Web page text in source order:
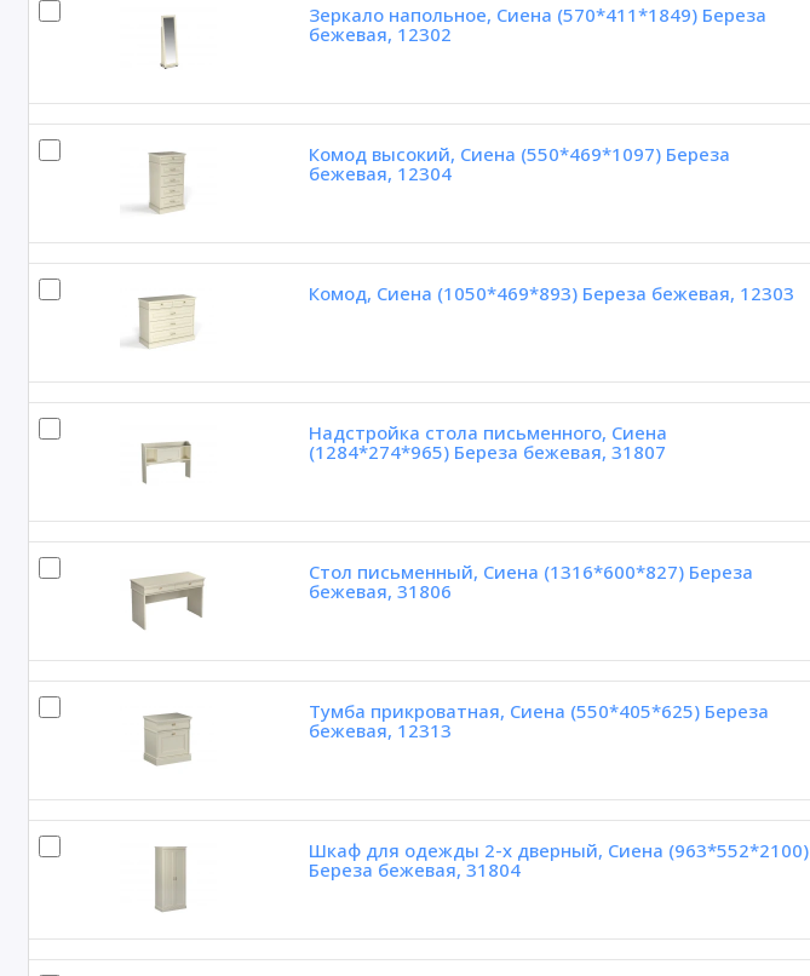
Зеркало напольное, Сиена (570*411*1849) Береза
бежевая, 12302
Комод высокий, Сиена (550*469*1097) Береза
бежевая, 12304
Комод, Сиена (1050*469*893) Береза бежевая, 12303
Надстройка стола письменного, Сиена
(1284*274*965) Береза бежевая, 31807
Стол письменный, Сиена (1316*600*827) Береза
бежевая, 31806
Тумба прикроватная, Сиена (550*405*625) Береза
бежевая, 12313
Шкаф для одежды 2-х дверный, Сиена (963*552*2100)
Береза бежевая, 31804